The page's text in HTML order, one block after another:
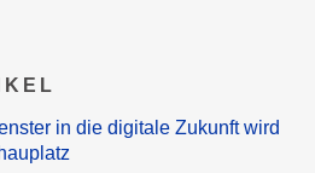
in die digitale Zukunft wird